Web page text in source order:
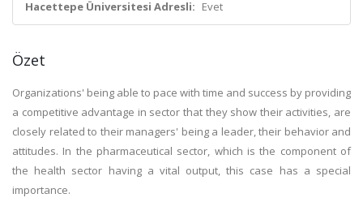
Hacettepe Üniversitesi Adresli: Evet
Özet
Organizations' being able to pace with time and success by providing
a competitive advantage in sector that they show their activities, are
closely related to their managers' being a leader, their behavior and
attitudes. In the pharmaceutical sector, which is the component of
the health sector having a vital output, this case has a special
importance.